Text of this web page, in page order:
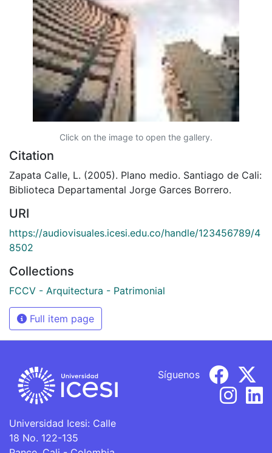
Click on the image to open the gallery.
Citation
Zapata Calle, L. (2005). Plano medio. Santiago de Cali:
Biblioteca Departamental Jorge Garces Borrero.
URI
https://audiovisuales.icesi.edu.co/handle/123456789/4
8502
Collections
FCCV - Arquitectura - Patrimonial
Full item page
Universidad Icesi: Calle
18 No. 122-135
Síguenos